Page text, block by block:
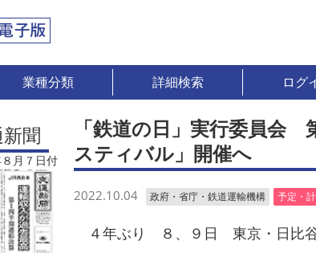
業種分類 詳細検索 ログ
聞
月７日付
「鉄道の日」実行委員会
スティバル」開催へ
2022.10.04 政府・省庁・鉄道運輸機構 予定・
４年ぶり ８、９日 東京・日比